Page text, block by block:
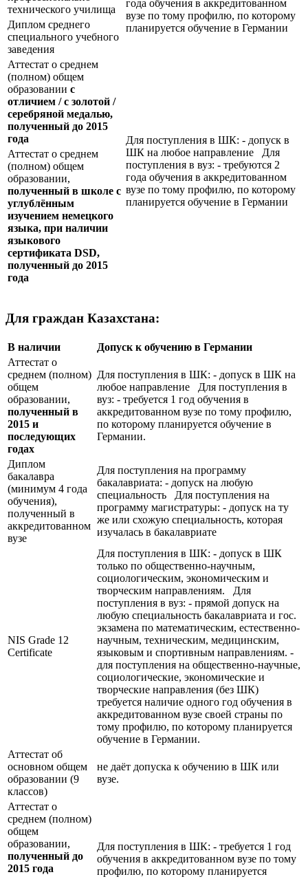
года обучения в аккредитованном
вузе по тому профилю, по которому
планируется обучение в Германии
технического училища
Диплом среднего
специального учебного
заведения
Аттестат о среднем
(полном) общем
образовании с
отличием / с золотой /
серебряной медалью,
полученный до 2015
года
Для поступления в ШК: - допуск в
ШК на любое направление Для
поступления в вуз: - требуются 2
года обучения в аккредитованном
вузе по тому профилю, по которому
планируется обучение в Германии
Аттестат о среднем
(полном) общем
образовании,
полученный в школе с
углублённым
изучением немецкого
языка, при наличии
языкового
сертификата DSD,
полученный до 2015
года
Для граждан Казахстана:
В наличии
Допуск к обучению в Германии
Аттестат о
среднем (полном)
общем
образовании,
полученный в
2015 и
последующих
годах
Для поступления в ШК: - допуск в ШК на
любое направление Для поступления в
вуз: - требуется 1 год обучения в
аккредитованном вузе по тому профилю,
по которому планируется обучение в
Германии.
Диплом
бакалавра
(минимум 4 года
обучения),
полученный в
аккредитованном
вузе
Для поступления на программу
бакалавриата: - допуск на любую
специальность Для поступления на
программу магистратуры: - допуск на ту
же или схожую специальность, которая
изучалась в бакалавриате
NIS Grade 12
Certificate
Для поступления в ШК: - допуск в ШК
только по общественно-научным,
социологическим, экономическим и
творческим направлениям. Для
поступления в вуз: - прямой допуск на
любую специальность бакалавриата и гос.
экзамена по математическим, естественно-
научным, техническим, медицинским,
языковым и спортивным направлениям. -
для поступления на общественно-научные,
социологические, экономические и
творческие направления (без ШК)
требуется наличие одного год обучения в
аккредитованном вузе своей страны по
тому профилю, по которому планируется
обучение в Германии.
Аттестат об
основном общем
образовании (9
классов)
не даёт допуска к обучению в ШК или
вузе.
Аттестат о
среднем (полном)
общем
образовании,
полученный до
2015 года
Для поступления в ШК: - требуется 1 год
обучения в аккредитованном вузе по тому
профилю, по которому планируется